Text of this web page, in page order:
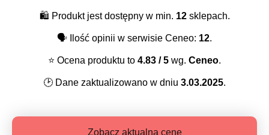
🛍️ Produkt jest dostępny w min. 12sklepach.
🗣️ Ilość opinii w serwisie Ceneo: 12.
⭐️ Ocena produktu to 4.83 / 5 wg. Ceneo.
🕑 Dane zaktualizowano w dniu 3.03.2025.
Zobacz aktualną cenę